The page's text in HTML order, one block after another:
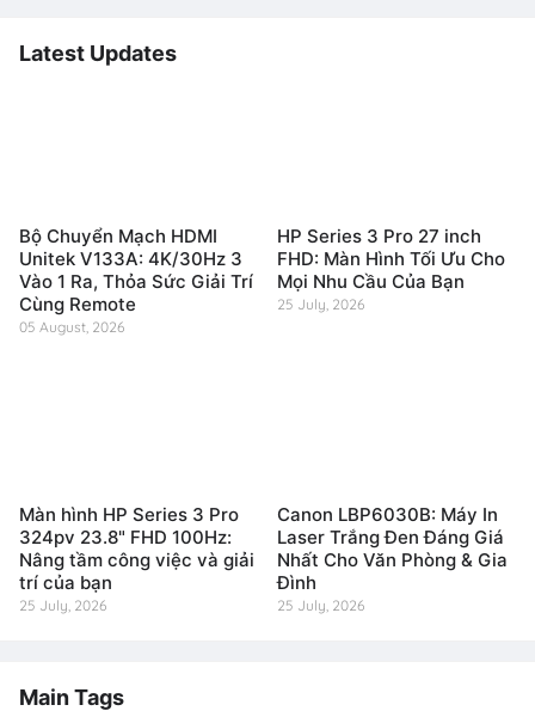
Latest Updates
Bộ Chuyển Mạch HDMI
Unitek V133A: 4K/30Hz 3
Vào 1 Ra, Thỏa Sức Giải Trí
Cùng Remote
05 August, 2026
HP Series 3 Pro 27 inch
FHD: Màn Hình Tối Ưu Cho
Mọi Nhu Cầu Của Bạn
25 July, 2026
Màn hình HP Series 3 Pro
324pv 23.8" FHD 100Hz:
Nâng tầm công việc và giải
trí của bạn
25 July, 2026
Canon LBP6030B: Máy In
Laser Trắng Đen Đáng Giá
Nhất Cho Văn Phòng & Gia
Đình
25 July, 2026
Main Tags